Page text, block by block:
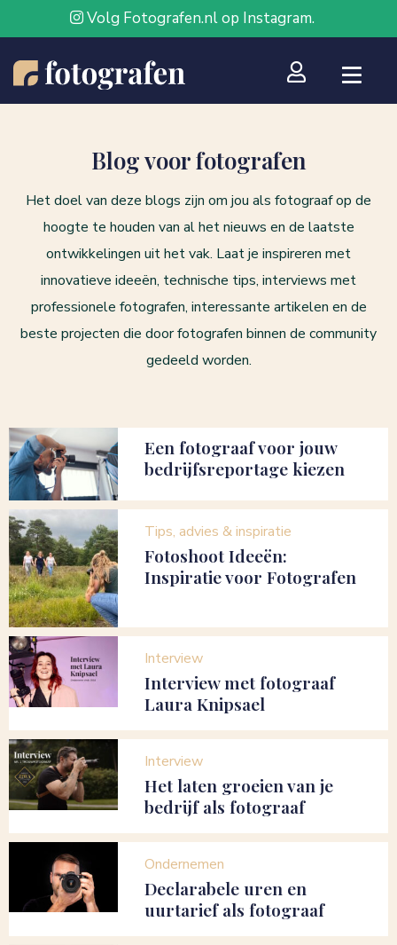
Volg Fotografen.nl op Instagram.
Blog voor fotografen
Het doel van deze blogs zijn om jou als fotograaf op de
hoogte te houden van al het nieuws en de laatste
ontwikkelingen uit het vak. Laat je inspireren met
innovatieve ideeën, technische tips, interviews met
professionele fotografen, interessante artikelen en de
beste projecten die door fotografen binnen de community
gedeeld worden.
Een fotograaf voor jouw
bedrijfsreportage kiezen
Tips, advies & inspiratie
Fotoshoot Ideeën:
Inspiratie voor Fotografen
Interview
Interview met fotograaf
Laura Knipsael
Interview
Het laten groeien van je
bedrijf als fotograaf
Ondernemen
Declarabele uren en
uurtarief als fotograaf